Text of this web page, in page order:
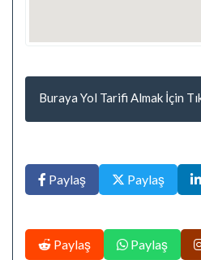
Buraya Yol Tarifi Almak İçin
Paylaş Paylaş
Paylaş Paylaş